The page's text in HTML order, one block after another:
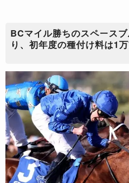
BCマイル勝ちのスペース
り、初年度の種付け料は1